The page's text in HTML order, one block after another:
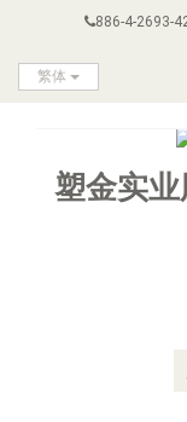
886-4-2693-
繁体
塑金实业